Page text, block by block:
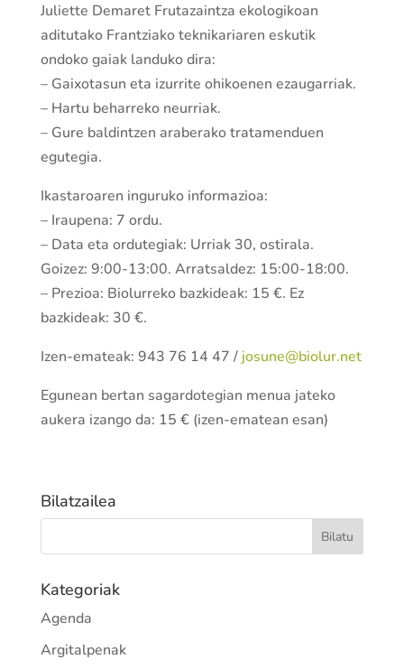
Juliette Demaret Frutazaintza ekologikoan
aditutako Frantziako teknikariaren eskutik
ondoko gaiak landuko dira:
– Gaixotasun eta izurrite ohikoenen ezaugarriak.
– Hartu beharreko neurriak.
– Gure baldintzen araberako tratamenduen
egutegia.
Ikastaroaren inguruko informazioa:
– Iraupena: 7 ordu.
– Data eta ordutegiak: Urriak 30, ostirala.
Goizez: 9:00-13:00. Arratsaldez: 15:00-18:00.
– Prezioa: Biolurreko bazkideak: 15 €. Ez
bazkideak: 30 €.
Izen-emateak: 943 76 14 47 / josune@biolur.net
Egunean bertan sagardotegian menua jateko
aukera izango da: 15 € (izen-ematean esan)
Bilatzailea
Kategoriak
Agenda
Argitalpenak